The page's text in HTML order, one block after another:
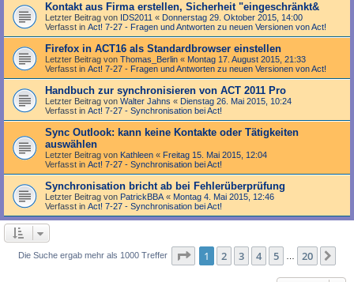
Kontakt aus Firma erstellen, Sicherheit "eingeschränkt&
Letzter Beitrag von IDS2011 « Donnerstag 29. Oktober 2015, 14:00
Verfasst in Act! 7-27 - Fragen und Antworten zu neuen Versionen von Act!
Firefox in ACT16 als Standardbrowser einstellen
Letzter Beitrag von Thomas_Berlin « Montag 17. August 2015, 21:33
Verfasst in Act! 7-27 - Fragen und Antworten zu neuen Versionen von Act!
Handbuch zur synchronisieren von ACT 2011 Pro
Letzter Beitrag von Walter Jahns « Dienstag 26. Mai 2015, 10:24
Verfasst in Act! 7-27 - Synchronisation bei Act!
Sync Outlook: kann keine Kontakte oder Tätigkeiten
auswählen
Letzter Beitrag von Kathleen « Freitag 15. Mai 2015, 12:04
Verfasst in Act! 7-27 - Synchronisation bei Act!
Synchronisation bricht ab bei Fehlerüberprüfung
Letzter Beitrag von PatrickBBA « Montag 4. Mai 2015, 12:46
Verfasst in Act! 7-27 - Synchronisation bei Act!
Die Suche ergab mehr als 1000 Treffer Seite 1von 20
1 2 3 4 5 20